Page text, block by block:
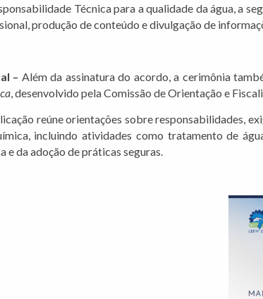
Técnica para a qualidade da água, a
produção de conteúdo e divulgação de
– Além da assinatura do acordo, a cerimônia
, desenvolvido pela Comissão de Orientação e
reúne orientações sobre responsabilidades,
incluindo atividades como tratamento de
e da adoção de práticas seguras.